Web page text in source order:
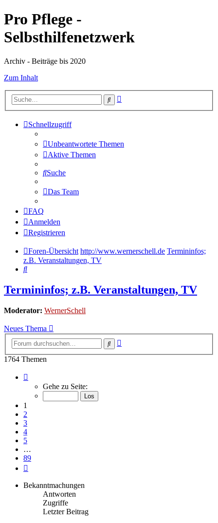
Pro Pflege -
Selbsthilfenetzwerk
Archiv - Beiträge bis 2020
Zum Inhalt
Suche
Schnellzugriff
Unbeantwortete Themen
Aktive Themen
Suche
Das Team
FAQ
Anmelden
Registrieren
Foren-Übersicht http://www.wernerschell.de Termininfos;
z.B. Veranstaltungen, TV
Suche
Termininfos; z.B. Veranstaltungen, TV
Moderator: WernerSchell
Neues Thema
Suche
1764 Themen
von
Gehe zu Seite:
1
2
3
4
5
…
89
Bekanntmachungen
Antworten
Zugriffe
Letzter Beitrag